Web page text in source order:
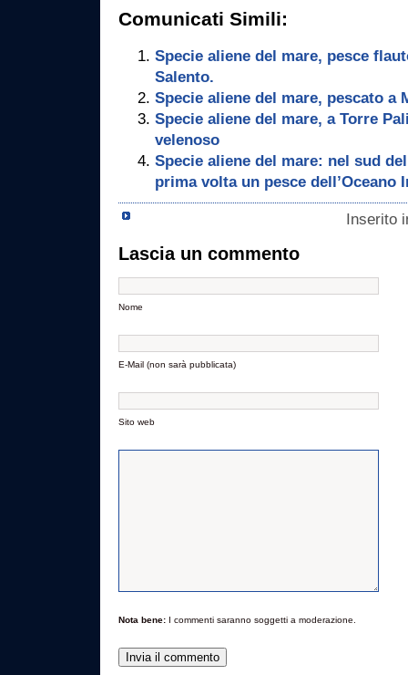
Comunicati Simili:
Specie aliene del mare, pesce
Salento.
Specie aliene del mare, pescato a
Specie aliene del mare, a Torre
velenoso
Specie aliene del mare: nel sud
prima volta un pesce dell’Oceano
Inserito
Lascia un commento
Nome
E-Mail (non sarà pubblicata)
Sito web
Nota bene: I commenti saranno soggetti a moderazione.